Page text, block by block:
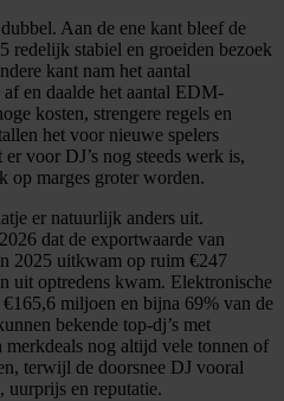
Aan de ene kant bleef de
redelijk stabiel en groeiden bezoek
kant nam het aantal
en daalde het aantal EDM-
kosten, strengere regels en
het voor nieuwe spelers
voor DJ’s nog steeds werk is,
op marges groter worden.
er natuurlijk anders uit.
dat de exportwaarde van
2025 uitkwam op ruim €247
uit optredens kwam. Elektronische
miljoen en bijna 69% van de
bekende top-dj’s met
merkdeals nog altijd vele tonnen of
terwijl de doorsnee DJ vooral
en reputatie.